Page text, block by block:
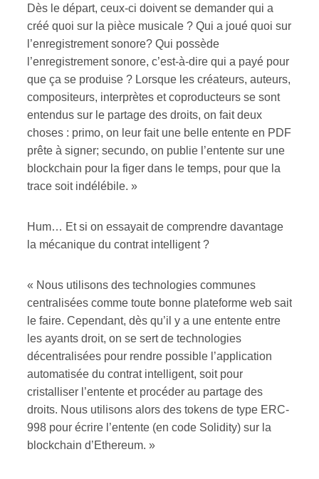
Dès le départ, ceux-ci doivent se demander qui a
créé quoi sur la pièce musicale ? Qui a joué quoi sur
l’enregistrement sonore? Qui possède
l’enregistrement sonore, c’est-à-dire qui a payé pour
que ça se produise ? Lorsque les créateurs, auteurs,
compositeurs, interprètes et coproducteurs se sont
entendus sur le partage des droits, on fait deux
choses : primo, on leur fait une belle entente en PDF
prête à signer; secundo, on publie l’entente sur une
blockchain pour la figer dans le temps, pour que la
trace soit indélébile. »
Hum… Et si on essayait de comprendre davantage
la mécanique du contrat intelligent ?
« Nous utilisons des technologies communes
centralisées comme toute bonne plateforme web sait
le faire. Cependant, dès qu’il y a une entente entre
les ayants droit, on se sert de technologies
décentralisées pour rendre possible l’application
automatisée du contrat intelligent, soit pour
cristalliser l’entente et procéder au partage des
droits. Nous utilisons alors des tokens de type ERC-
998 pour écrire l’entente (en code Solidity) sur la
blockchain d’Ethereum. »